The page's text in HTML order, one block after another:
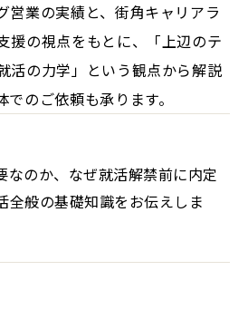
営業の実績と、街角キャリアラ
援の視点をもとに、「上辺のテ
活の力学」という観点から解説
のご依頼も承ります。
なのか、なぜ就活解禁前に内定
全般の基礎知識をお伝えしま